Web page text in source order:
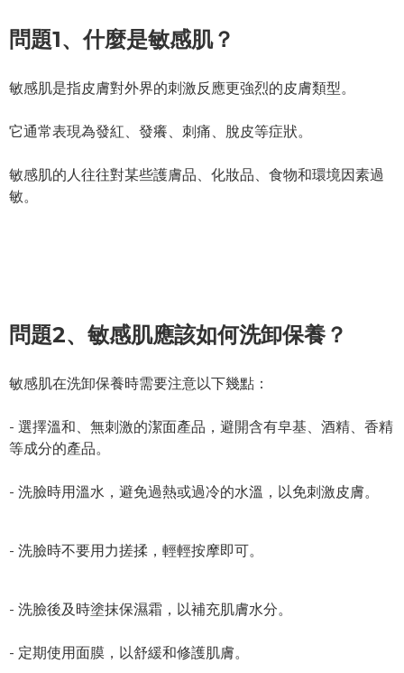
問題1、什麼是敏感肌？
敏感肌是指皮膚對外界的刺激反應更強烈的皮膚類型。
它通常表現為發紅、發癢、刺痛、脫皮等症狀。
敏感肌的人往往對某些護膚品、化妝品、食物和環境因素過
敏。
問題2、敏感肌應該如何洗卸保養？
敏感肌在洗卸保養時需要注意以下幾點：
- 選擇溫和、無刺激的潔面產品，避開含有皁基、酒精、香精
等成分的產品。
- 洗臉時用溫水，避免過熱或過冷的水溫，以免刺激皮膚。
- 洗臉時不要用力搓揉，輕輕按摩即可。
- 洗臉後及時塗抹保濕霜，以補充肌膚水分。
- 定期使用面膜，以舒緩和修護肌膚。